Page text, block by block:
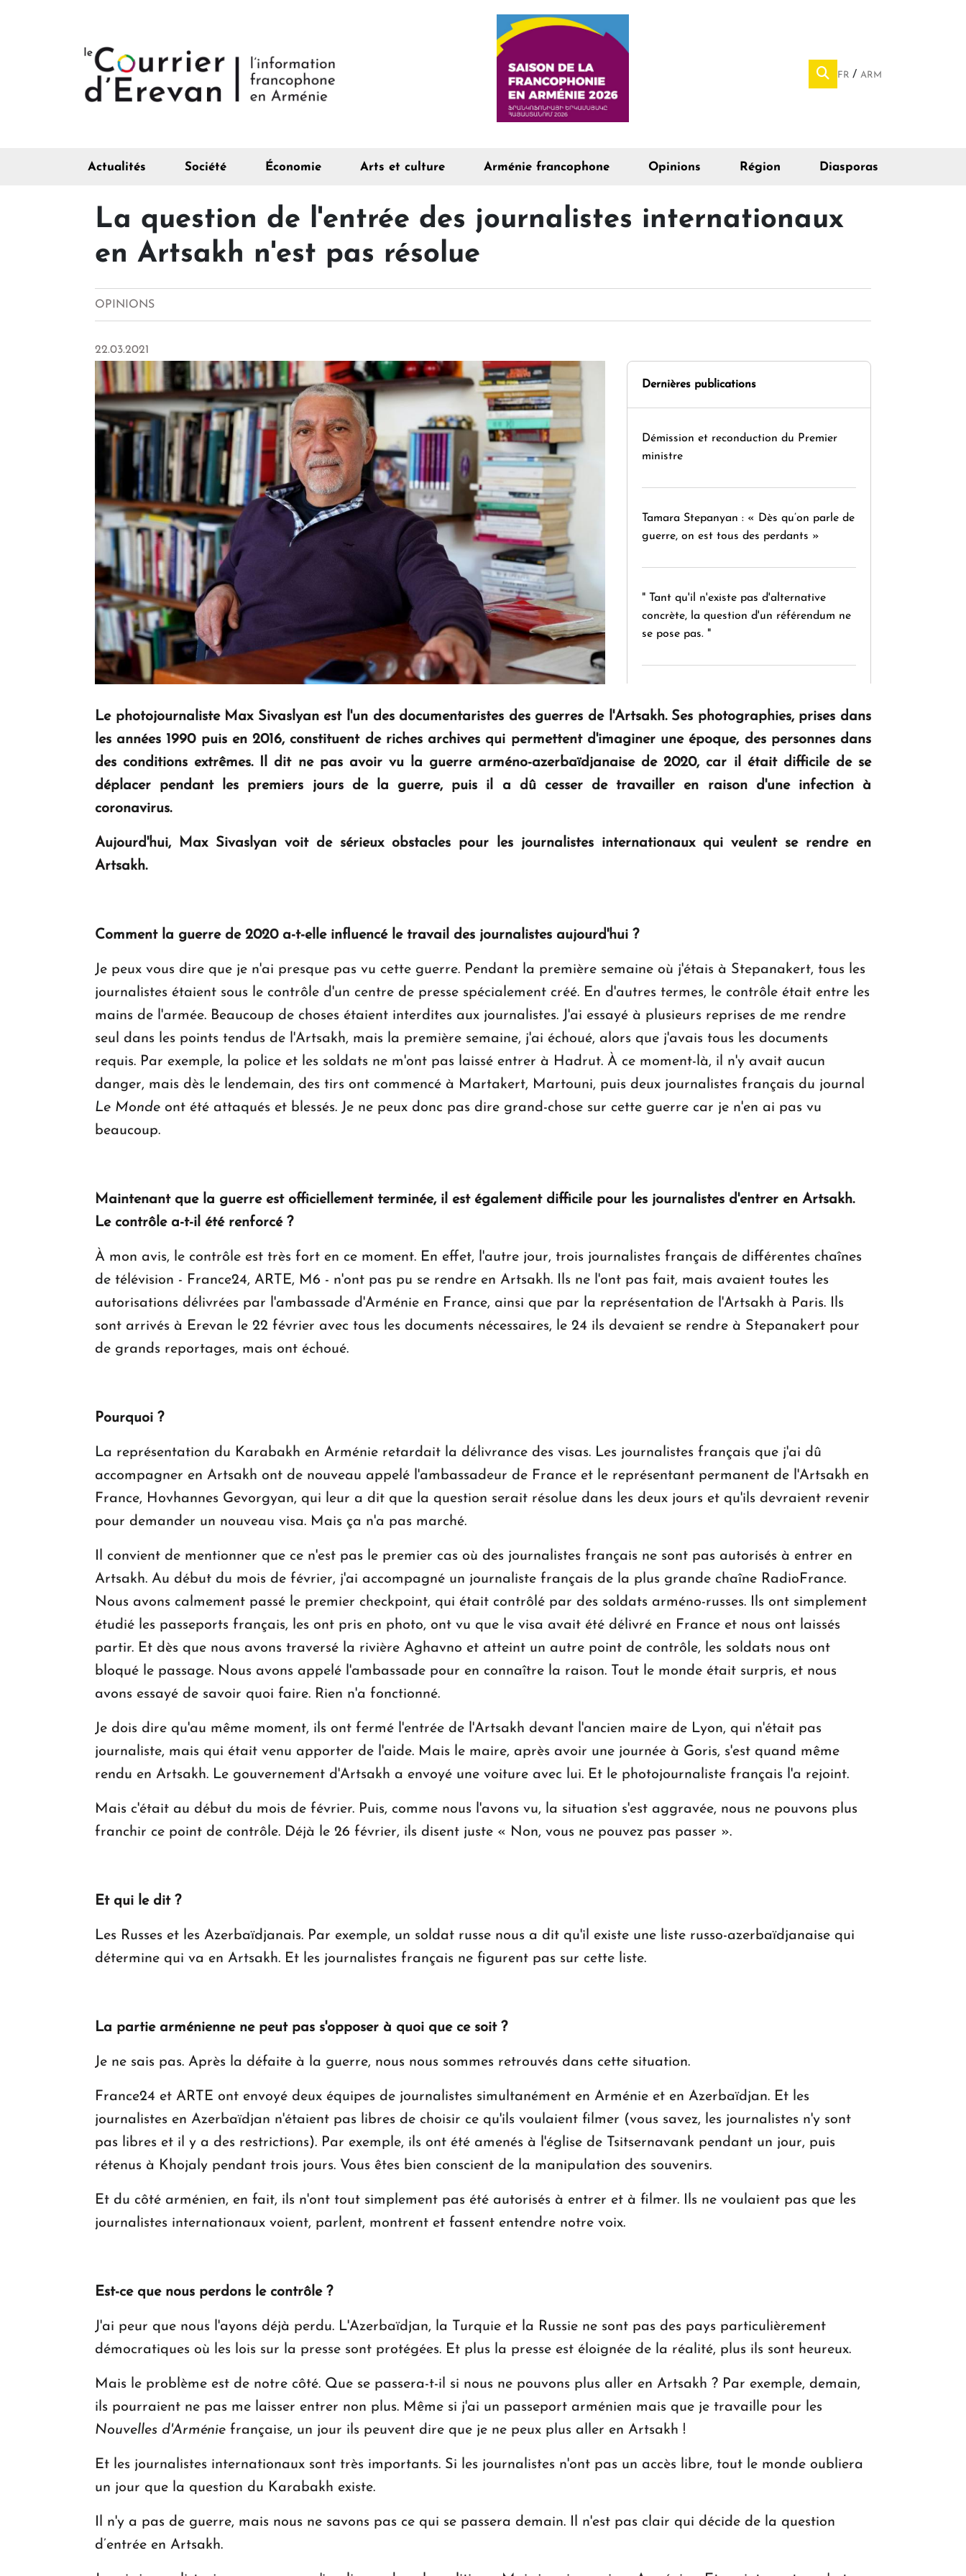
FR ARM
Actualités Société Économie Arts et culture Arménie francophone Opinions Région Diasporas
La question de l'entrée des journalistes internationaux
en Artsakh n'est pas résolue
OPINIONS
22.03.2021
Dernières publications
Démission et reconduction du Premier
ministre
Tamara Stepanyan : « Dès qu’on parle de
guerre, on est tous des perdants »
" Tant qu'il n'existe pas d'alternative
concrète, la question d'un référendum ne
se pose pas. "
d'avenir en Arménie
Le premier hôtel Hyatt Regency
d'Arménie ouvrira ses portes à Dilijan
Le photojournaliste Max Sivaslyan est l'un des documentaristes des guerres de l'Artsakh. Ses photographies, prises dans
les années 1990 puis en 2016, constituent de riches archives qui permettent d'imaginer une époque, des personnes dans
des conditions extrêmes. Il dit ne pas avoir vu la guerre arméno-azerbaïdjanaise de 2020, car il était difficile de se
déplacer pendant les premiers jours de la guerre, puis il a dû cesser de travailler en raison d'une infection à
coronavirus.
Aujourd'hui, Max Sivaslyan voit de sérieux obstacles pour les journalistes internationaux qui veulent se rendre en
Artsakh.
Comment la guerre de 2020 a-t-elle influencé le travail des journalistes aujourd'hui ?
Je peux vous dire que je n'ai presque pas vu cette guerre. Pendant la première semaine où j'étais à Stepanakert, tous les
journalistes étaient sous le contrôle d'un centre de presse spécialement créé. En d'autres termes, le contrôle était entre les
mains de l'armée. Beaucoup de choses étaient interdites aux journalistes. J'ai essayé à plusieurs reprises de me rendre
seul dans les points tendus de l'Artsakh, mais la première semaine, j'ai échoué, alors que j'avais tous les documents
requis. Par exemple, la police et les soldats ne m'ont pas laissé entrer à Hadrut. À ce moment-là, il n'y avait aucun
danger, mais dès le lendemain, des tirs ont commencé à Martakert, Martouni, puis deux journalistes français du journal
Le Monde ont été attaqués et blessés. Je ne peux donc pas dire grand-chose sur cette guerre car je n'en ai pas vu
beaucoup.
Maintenant que la guerre est officiellement terminée, il est également difficile pour les journalistes d'entrer en Artsakh.
Le contrôle a-t-il été renforcé ?
À mon avis, le contrôle est très fort en ce moment. En effet, l'autre jour, trois journalistes français de différentes chaînes
de télévision - France24, ARTE, M6 - n'ont pas pu se rendre en Artsakh. Ils ne l'ont pas fait, mais avaient toutes les
autorisations délivrées par l'ambassade d'Arménie en France, ainsi que par la représentation de l'Artsakh à Paris. Ils
sont arrivés à Erevan le 22 février avec tous les documents nécessaires, le 24 ils devaient se rendre à Stepanakert pour
de grands reportages, mais ont échoué.
Pourquoi ?
La représentation du Karabakh en Arménie retardait la délivrance des visas. Les journalistes français que j'ai dû
accompagner en Artsakh ont de nouveau appelé l'ambassadeur de France et le représentant permanent de l'Artsakh en
France, Hovhannes Gevorgyan, qui leur a dit que la question serait résolue dans les deux jours et qu'ils devraient revenir
pour demander un nouveau visa. Mais ça n'a pas marché.
Il convient de mentionner que ce n'est pas le premier cas où des journalistes français ne sont pas autorisés à entrer en
Artsakh. Au début du mois de février, j'ai accompagné un journaliste français de la plus grande chaîne RadioFrance.
Nous avons calmement passé le premier checkpoint, qui était contrôlé par des soldats arméno-russes. Ils ont simplement
étudié les passeports français, les ont pris en photo, ont vu que le visa avait été délivré en France et nous ont laissés
partir. Et dès que nous avons traversé la rivière Aghavno et atteint un autre point de contrôle, les soldats nous ont
bloqué le passage. Nous avons appelé l'ambassade pour en connaître la raison. Tout le monde était surpris, et nous
avons essayé de savoir quoi faire. Rien n'a fonctionné.
Je dois dire qu'au même moment, ils ont fermé l'entrée de l'Artsakh devant l'ancien maire de Lyon, qui n'était pas
journaliste, mais qui était venu apporter de l'aide. Mais le maire, après avoir une journée à Goris, s'est quand même
rendu en Artsakh. Le gouvernement d'Artsakh a envoyé une voiture avec lui. Et le photojournaliste français l'a rejoint.
Mais c'était au début du mois de février. Puis, comme nous l'avons vu, la situation s'est aggravée, nous ne pouvons plus
franchir ce point de contrôle. Déjà le 26 février, ils disent juste « Non, vous ne pouvez pas passer ».
Et qui le dit ?
Les Russes et les Azerbaïdjanais. Par exemple, un soldat russe nous a dit qu'il existe une liste russo-azerbaïdjanaise qui
détermine qui va en Artsakh. Et les journalistes français ne figurent pas sur cette liste.
La partie arménienne ne peut pas s'opposer à quoi que ce soit ?
Je ne sais pas. Après la défaite à la guerre, nous nous sommes retrouvés dans cette situation.
France24 et ARTE ont envoyé deux équipes de journalistes simultanément en Arménie et en Azerbaïdjan. Et les
journalistes en Azerbaïdjan n'étaient pas libres de choisir ce qu'ils voulaient filmer (vous savez, les journalistes n'y sont
pas libres et il y a des restrictions). Par exemple, ils ont été amenés à l'église de Tsitsernavank pendant un jour, puis
rétenus à Khojaly pendant trois jours. Vous êtes bien conscient de la manipulation des souvenirs.
Et du côté arménien, en fait, ils n'ont tout simplement pas été autorisés à entrer et à filmer. Ils ne voulaient pas que les
journalistes internationaux voient, parlent, montrent et fassent entendre notre voix.
Est-ce que nous perdons le contrôle ?
J'ai peur que nous l'ayons déjà perdu. L'Azerbaïdjan, la Turquie et la Russie ne sont pas des pays particulièrement
démocratiques où les lois sur la presse sont protégées. Et plus la presse est éloignée de la réalité, plus ils sont heureux.
Mais le problème est de notre côté. Que se passera-t-il si nous ne pouvons plus aller en Artsakh ? Par exemple, demain,
ils pourraient ne pas me laisser entrer non plus. Même si j'ai un passeport arménien mais que je travaille pour les
Nouvelles d'Arménie française, un jour ils peuvent dire que je ne peux plus aller en Artsakh !
Et les journalistes internationaux sont très importants. Si les journalistes n'ont pas un accès libre, tout le monde oubliera
un jour que la question du Karabakh existe.
Il n'y a pas de guerre, mais nous ne savons pas ce qui se passera demain. Il n'est pas clair qui décide de la question
d’entrée en Artsakh.